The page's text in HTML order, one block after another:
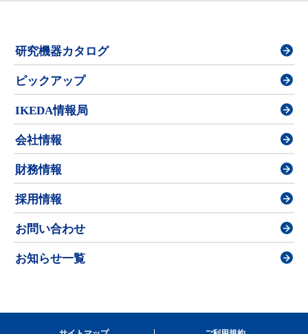
研究機器カタログ
ピックアップ
IKEDA情報局
会社情報
財務情報
採用情報
お問い合わせ
お知らせ一覧